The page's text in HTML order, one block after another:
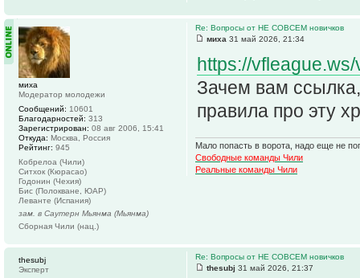
Re: Вопросы от НЕ СОВСЕМ новичков
миха 31 май 2026, 21:34
https://
Зачем вам
правила про эту
Мало попасть в ворота, надо еще не
Свободные команды Чили
Реальные команды Чили
миха
Модератор молодежи
Сообщений: 10601
Благодарностей: 313
Зарегистрирован: 08 авг 2006, 15:41
Откуда: Москва, Россия
Рейтинг: 945
Кобрелоа (Чили)
Ситхок (Кюрасао)
Годонин (Чехия)
Бис (Полокване, ЮАР)
Леванте (Испания)
зам. в Саутерн Мьянма (Мьянма)
Сборная Чили (нац.)
Re: Вопросы от НЕ СОВСЕМ новичков
thesubj 31 май 2026, 21:37
thesubj
Эксперт